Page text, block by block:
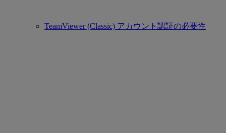
TeamViewer (Classic) アカウント認証の必要性